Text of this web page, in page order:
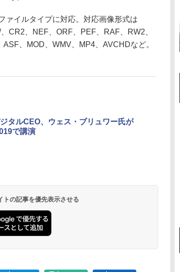
ァイルタイプに対応。対応画像形式は
CR2、NEF、ORF、PEF、RAF、RW2、
、MOD、WMV、MP4、AVCHDなど。
タルCEO、ウェス・ブリュワー氏が
で講演
の記事を優先表示させる